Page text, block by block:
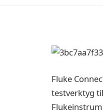
Fluke
testverktyg